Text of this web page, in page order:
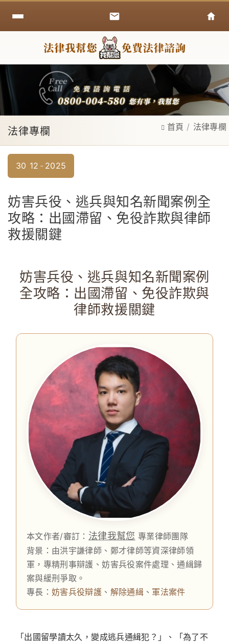
法律專欄 首頁 法律專欄
30 12 2025
妨害兵役、逃兵與知名新聞案例全
攻略：出國滯留、免役詐欺與律師
救援關鍵
妨害兵役、逃兵與知名新聞案例
全攻略：出國滯留、免役詐欺與
律師救援關鍵
本文作者/審訂： 法律我幫您 專業律師團隊
背景：由洪宇謙律師、鄭才律師等資深律師領
軍，專精刑事辯護、妨害兵役案件處理、通緝歸
案與緩刑爭取。
專長：妨害兵役辯護 、 解除通緝、 軍法案件
「出國留學讀太久，變成逃兵通緝犯？」、「為了不